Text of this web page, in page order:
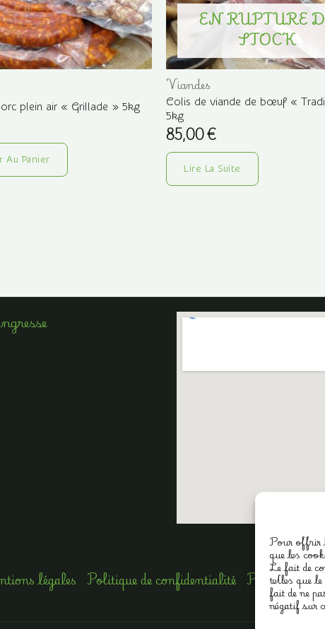
Pour offrir
que les
Le fait de
telles que
fait de ne
négatif sur
plein air « Grillade » 5kg
Au Panier
EN RUPTURE
STOCK
Viandes
Colis de viande de bœuf «
5kg
85,00€
Lire La Suite
légales Politique de confidentialité Politique de